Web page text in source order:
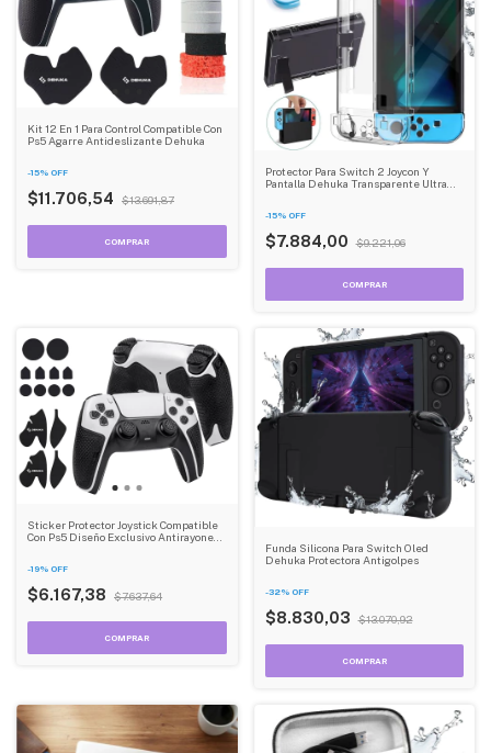
Kit 12 En 1 Para Control Compatible Con
Ps5 Agarre Antideslizante Dehuka
-15% OFF
$11.706,54 $13.691,87
Protector Para Switch 2 Joycon Y
Pantalla Dehuka Transparente Ultra
-15% OFF
$7.884,00 $9.221,06
Sticker Protector Joystick Compatible
Con Ps5 Diseño Exclusivo Antirayones
-19% OFF
$6.167,38 $7.637,64
Funda Silicona Para Switch Oled
Dehuka Protectora Antigolpes
-32% OFF
$8.830,03 $13.070,92